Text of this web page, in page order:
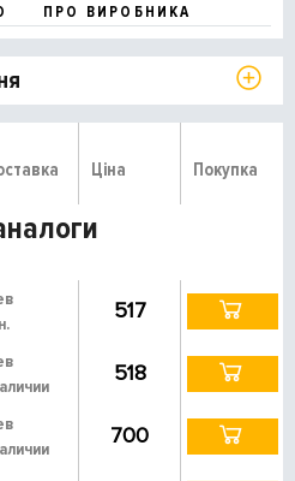
ПРО ВИРОБНИКА
Ціна Покупка
517
518
700